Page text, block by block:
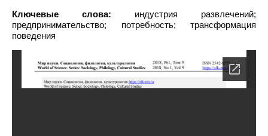
Ключевые слова: индустрия развлечений;
предпринимательство; потребность; трансформация
поведения